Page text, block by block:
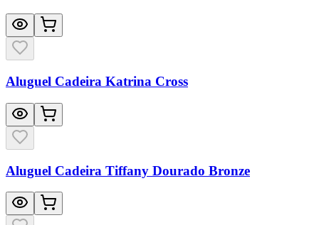
Aluguel Cadeira Katrina Cross
Aluguel Cadeira Tiffany Dourado Bronze